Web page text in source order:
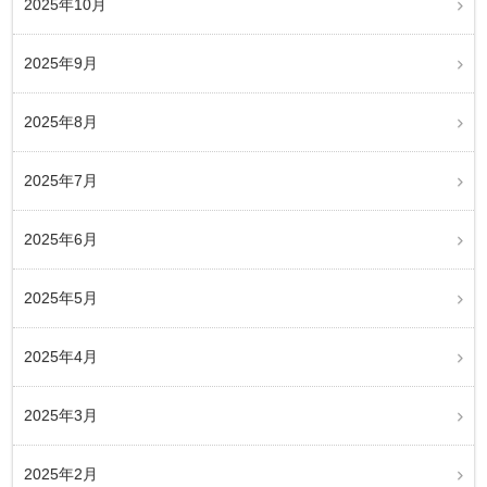
2025年10月
2025年9月
2025年8月
2025年7月
2025年6月
2025年5月
2025年4月
2025年3月
2025年2月